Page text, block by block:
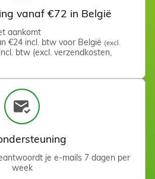
vanaf €72 in België
aankomt
€24 incl. btw voor België (excl.
btw (excl. verzendkosten,
je e-mails 7 dagen per
week